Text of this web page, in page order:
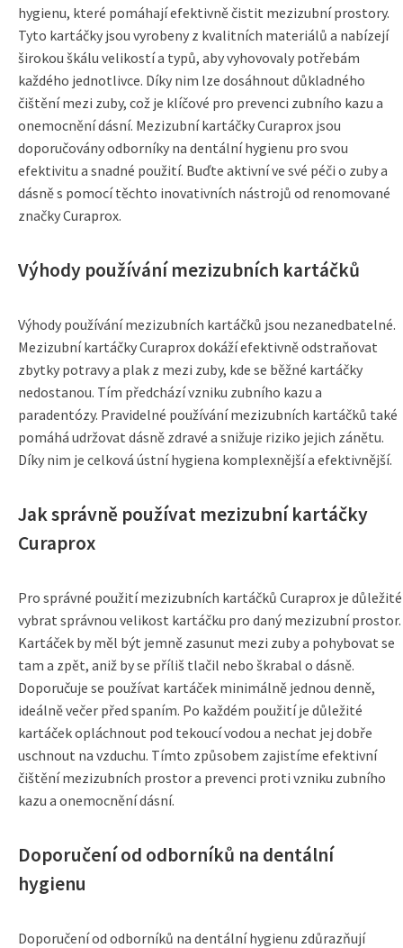
hygienu, které pomáhají efektivně čistit mezizubní prostory.
Tyto kartáčky jsou vyrobeny z kvalitních materiálů a nabízejí
širokou škálu velikostí a typů, aby vyhovovaly potřebám
každého jednotlivce. Díky nim lze dosáhnout důkladného
čištění mezi zuby, což je klíčové pro prevenci zubního kazu a
onemocnění dásní. Mezizubní kartáčky Curaprox jsou
doporučovány odborníky na dentální hygienu pro svou
efektivitu a snadné použití. Buďte aktivní ve své péči o zuby a
dásně s pomocí těchto inovativních nástrojů od renomované
značky Curaprox.
Výhody používání mezizubních kartáčků
Výhody používání mezizubních kartáčků jsou nezanedbatelné.
Mezizubní kartáčky Curaprox dokáží efektivně odstraňovat
zbytky potravy a plak z mezi zuby, kde se běžné kartáčky
nedostanou. Tím předchází vzniku zubního kazu a
paradentózy. Pravidelné používání mezizubních kartáčků také
pomáhá udržovat dásně zdravé a snižuje riziko jejich zánětu.
Díky nim je celková ústní hygiena komplexnější a efektivnější.
Jak správně používat mezizubní kartáčky
Curaprox
Pro správné použití mezizubních kartáčků Curaprox je důležité
vybrat správnou velikost kartáčku pro daný mezizubní prostor.
Kartáček by měl být jemně zasunut mezi zuby a pohybovat se
tam a zpět, aniž by se příliš tlačil nebo škrabal o dásně.
Doporučuje se používat kartáček minimálně jednou denně,
ideálně večer před spaním. Po každém použití je důležité
kartáček opláchnout pod tekoucí vodou a nechat jej dobře
uschnout na vzduchu. Tímto způsobem zajistíme efektivní
čištění mezizubních prostor a prevenci proti vzniku zubního
kazu a onemocnění dásní.
Doporučení od odborníků na dentální
hygienu
Doporučení od odborníků na dentální hygienu zdůrazňují